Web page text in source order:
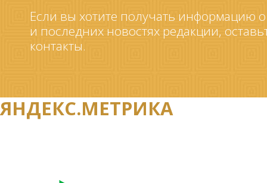
Если вы хотите получать информацию
и последних новостях редакции,
контакты.
ЯНДЕКС.МЕТРИКА